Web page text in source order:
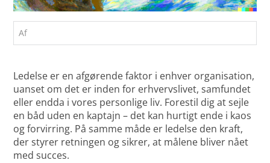
Af
Ledelse er en afgørende faktor i enhver organisation,
uanset om det er inden for erhvervslivet, samfundet
eller endda i vores personlige liv. Forestil dig at sejle
en båd uden en kaptajn – det kan hurtigt ende i kaos
og forvirring. På samme måde er ledelse den kraft,
der styrer retningen og sikrer, at målene bliver nået
med succes.